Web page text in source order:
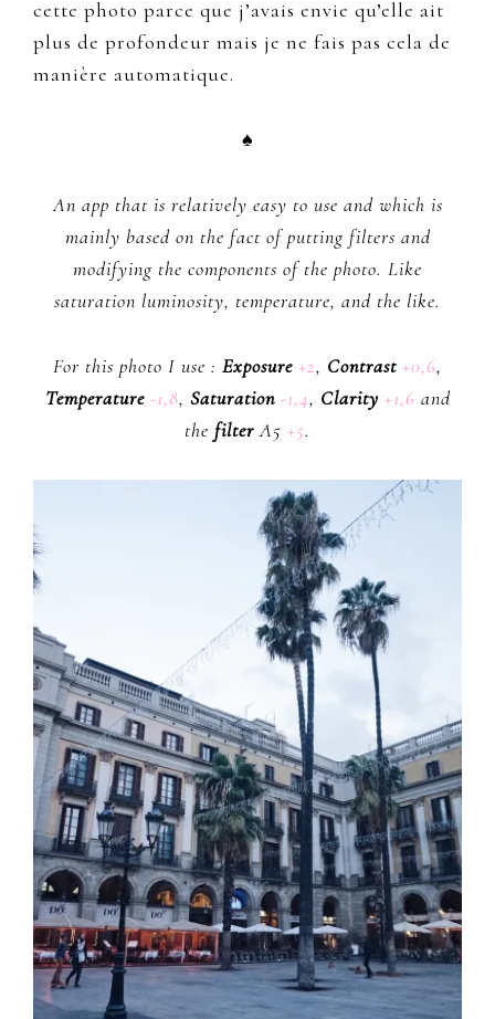
cette photo parce que j’avais envie qu’elle ait
plus de profondeur mais je ne fais pas cela de
manière automatique.
♠
An app that is relatively easy to use and which is
mainly based on the fact of putting filters and
modifying the components of the photo. Like
saturation luminosity, temperature, and the like.
For this photo I use : Exposure +2, Contrast +0,6,
Temperature-1,8, Saturation -1,4, Clarity +1,6 and
the filterA5 +5.